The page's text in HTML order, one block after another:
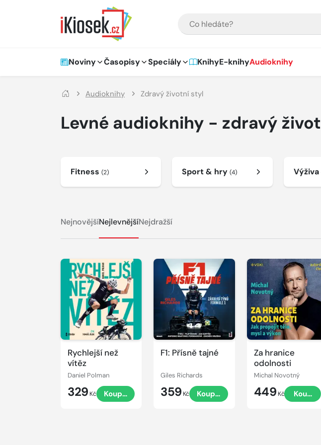
Hlavní navigace
Noviny Časopisy Speciály KnihyE-knihyAudioknihy
Audioknihy Zdravý životní styl
Levné audioknihy - zdravý
Fitness (2) Sport & hry(4) Výživa
NejnovějšíNejlevnějšíNejdražší
Rychlejší než
vítěz
Daniel Polman
329 Kč Koupit
Přehrát
ukázku
F1: Přísně tajné
Giles Richards
359 Kč Koupit
Přehrát
ukázku
Za hranice
odolnosti
Michal Novotný
449 Kč Koupit
ukázku